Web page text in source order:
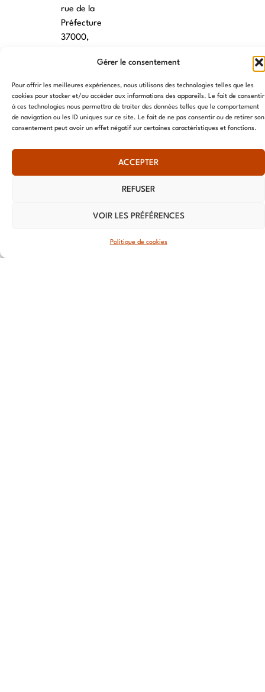
Gérer le consentement
Pour offrir les meilleures expériences, nous utilisons des technologies telles que les
cookies pour stocker et/ou accéder aux informations des appareils. Le fait de consentir
à ces technologies nous permettra de traiter des données telles que le comportement
de navigation ou les ID uniques sur ce site. Le fait de ne pas consentir ou de retirer son
consentement peut avoir un effet négatif sur certaines caractéristiques et fonctions.
ACCEPTER
REFUSER
VOIR LES PRÉFÉRENCES
Politique de cookies
rue de la
Préfecture
37000,
39 RUE du
Douët Neuf
56270
59800 Lille